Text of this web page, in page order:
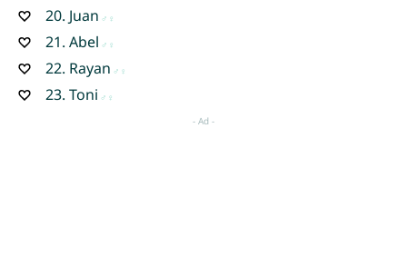
20. Juan
21. Abel
22. Rayan
23. Toni